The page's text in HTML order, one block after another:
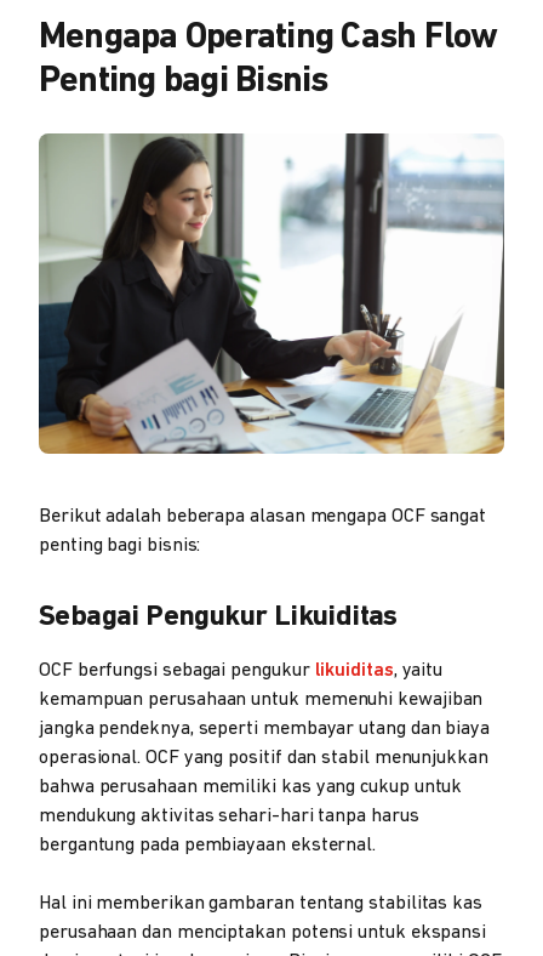
Mengapa Operating Cash Flow
Penting bagi Bisnis
Berikut adalah beberapa alasan mengapa OCF sangat
penting bagi bisnis:
Sebagai Pengukur Likuiditas
OCF berfungsi sebagai pengukur likuiditas, yaitu
kemampuan perusahaan untuk memenuhi kewajiban
jangka pendeknya, seperti membayar utang dan biaya
operasional. OCF yang positif dan stabil menunjukkan
bahwa perusahaan memiliki kas yang cukup untuk
mendukung aktivitas sehari-hari tanpa harus
bergantung pada pembiayaan eksternal.
Hal ini memberikan gambaran tentang stabilitas kas
perusahaan dan menciptakan potensi untuk ekspansi